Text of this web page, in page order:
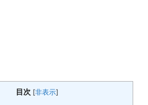
目次 [非表示]